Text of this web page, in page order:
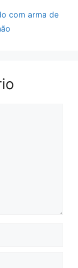
com arma de